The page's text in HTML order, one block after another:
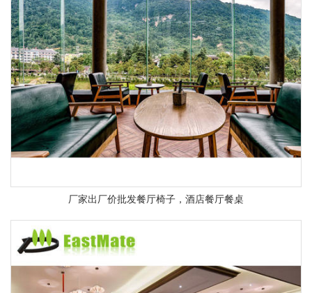
厂家出厂价批发餐厅椅子，酒店餐厅餐桌